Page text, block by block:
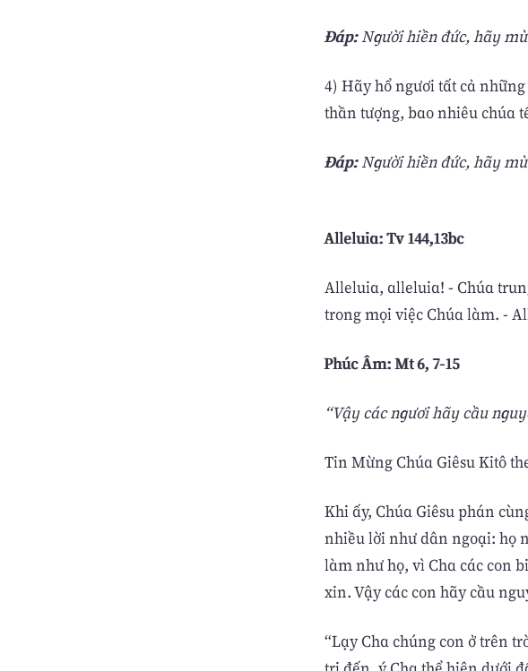
Ðáp:Người hiền đức, hãy
4) Hãy hổ ngươi tất cả
thần tượng, bao nhiêu chúa
Ðáp:Người hiền đức, hãy
Alleluia: Tv 144,13bc
Alleluia, alleluia! - Chúa
trong mọi việc Chúa làm. -
Phúc Âm: Mt 6, 7-15
“Vậy các ngươi hãy cầu
Tin Mừng Chúa Giêsu Kitô
Khi ấy, Chúa Giêsu phán
nhiều lời như dân ngoại: họ
làm như họ, vì Cha các con
xin. Vậy các con hãy cầu
“Lạy Cha chúng con ở trên